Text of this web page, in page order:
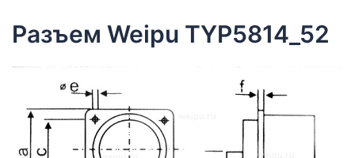
Разъем Weipu TYP5814_52